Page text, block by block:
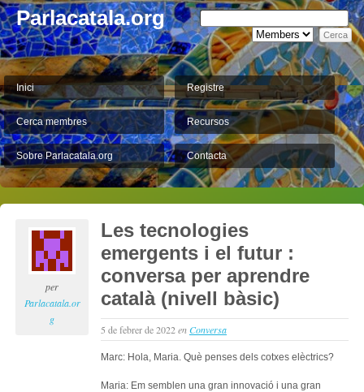
Parlacatala.org
Inici Registre
Cerca membres Recursos
Sobre Parlacatala.org Contacta
per
Parlacatala.or
g
Les tecnologies
emergents i el futur :
conversa per aprendre
català (nivell bàsic)
5 de febrer de 2022enConversa
Marc: Hola, Maria. Què penses dels cotxes elèctrics?
Maria: Em semblen una gran innovació i una gran